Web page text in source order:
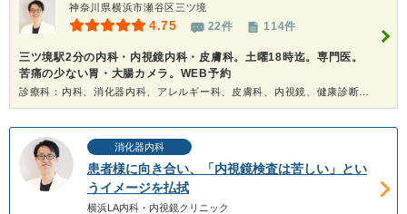
神奈川県横浜市瀬谷区三ツ境
4.75 22件 114件
三ツ境駅2分の内科・内視鏡内科・皮膚科。土曜18時迄。専門医。
苦痛の少ない胃・大腸カメラ。WEB予約
消化器内科
患者様に向き合い、「内視鏡検査は苦しい」とい
うイメージを払拭
横浜LA内科・内視鏡クリニック